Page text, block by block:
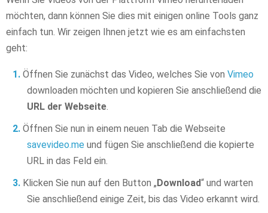
möchten, dann können Sie dies mit einigen online Tools ganz
einfach tun. Wir zeigen Ihnen jetzt wie es am einfachsten
geht:
Öffnen Sie zunächst das Video, welches Sie von Vimeo
downloaden möchten und kopieren Sie anschließend die
URL der Webseite
Öffnen Sie nun in einem neuen Tab die Webseite
savevideo.me und fügen Sie anschließend die kopierte
URL in das Feld ein.
Klicken Sie nun auf den Button „Download“ und warten
Sie anschließend einige Zeit, bis das Video erkannt wird.